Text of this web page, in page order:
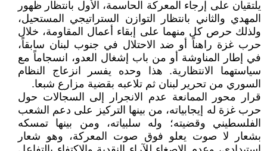
يلتقيان على إرجاء المعركة الحاسمة، الأول بانتظار ظهور
المهدي والثاني بانتظار التوازن الستراتيجي المستحيل،
ولذلك حرص كل منهما على إبقاء أعمال المقاومة، خلال
حرب غزة راهناً أو ضد الاحتلال في جنوب لبنان سابقاً،
في إطار المناوشة أو من باب إشغال العدو، انسجاماً مع
سياستهما الانتظارية. هذا وحده يفسر انزعاج النظام
السوري من تحرير لبنان ثم تلاعبه بقضية مزارع شبعا.
قرار محور الممانعة عدم الانجرار إلى السجالات حول
حرب غزة له إيجابياته، من بينها التركيز على دعم الشعب
الفلسطيني وقضيته؛ وله سلبياته، ومن بينها تمسكه
بشعار لا صوت يعلو فوق صوت المعركة، وهو شعار